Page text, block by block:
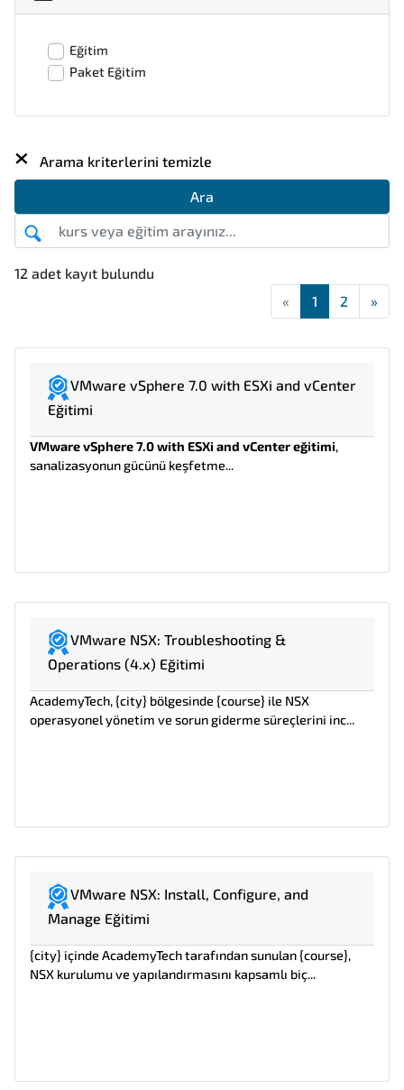
Eğitim
Paket Eğitim
× Arama kriterlerini temizle
Ara
12 adet kayıt bulundu
« First
1 2 »
VMware vSphere 7.0 with ESXi and vCenter
Eğitimi
VMware vSphere 7.0 with ESXi and vCenter eğitimi,
sanalizasyonun gücünü keşfetme...
VMware NSX: Troubleshooting &
Operations (4.x) Eğitimi
AcademyTech, {city} bölgesinde {course} ile NSX
operasyonel yönetim ve sorun giderme süreçlerini inc...
VMware NSX: Install, Configure, and
Manage Eğitimi
{city} içinde AcademyTech tarafından sunulan {course},
NSX kurulumu ve yapılandırmasını kapsamlı biç...